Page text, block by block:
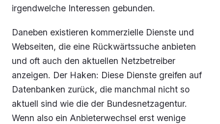
irgendwelche Interessen gebunden.
Daneben existieren kommerzielle Dienste und
Webseiten, die eine Rückwärtssuche anbieten
und oft auch den aktuellen Netzbetreiber
anzeigen. Der Haken: Diese Dienste greifen auf
Datenbanken zurück, die manchmal nicht so
aktuell sind wie die der Bundesnetzagentur.
Wenn also ein Anbieterwechsel erst wenige